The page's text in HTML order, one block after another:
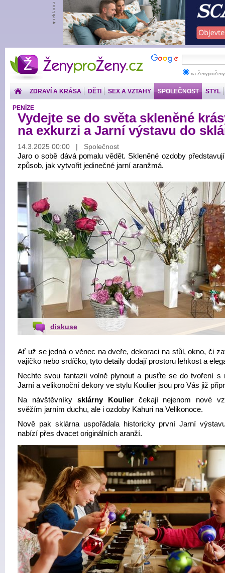
ŽenyproŽeny.cz
na
ZDRAVÍ A KRÁSA DĚTI SEX A VZTAHY SPOLEČNOST STYL
PENÍZE
Vydejte se do světa skleněné
na exkurzi a Jarní výstavu do
14.3.2025 00:00 | Společnost
Jaro o sobě dává pomalu vědět. Skleněné ozdoby
způsob, jak vytvořit jedinečné jarní aranžmá.
diskuse
Ať už se jedná o věnec na dveře, dekoraci na stůl, okno, či
vajíčko nebo srdíčko, tyto detaily dodají prostoru lehkost a
Nechte svou fantazii volně plynout a pusťte se do tvoření s
Jarní a velikonoční dekory ve stylu Koulier jsou pro Vás již
Na návštěvníky sklárny Koulierčekají nejenom nové
svěžím jarním duchu, ale i ozdoby Kahuri na Velikonoce.
Nově pak sklárna uspořádala historicky první Jarní
nabízí přes dvacet originálních aranží.